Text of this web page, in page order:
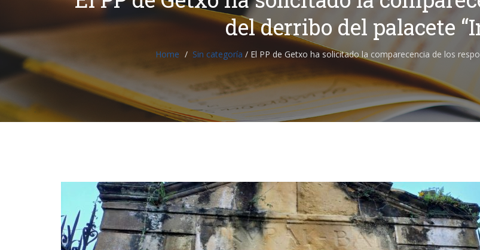
del derribo del palacete
Home Sin categoría /El PP de Getxo ha solicitado la comparecencia de los